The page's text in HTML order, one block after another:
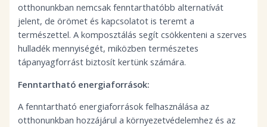
otthonunkban nemcsak fenntarthatóbb alternatívát
jelent, de örömet és kapcsolatot is teremt a
természettel. A komposztálás segít csökkenteni a szerves
hulladék mennyiségét, miközben természetes
tápanyagforrást biztosít kertünk számára.
Fenntartható energiaforrások:
A fenntartható energiaforrások felhasználása az
otthonunkban hozzájárul a környezetvédelemhez és az